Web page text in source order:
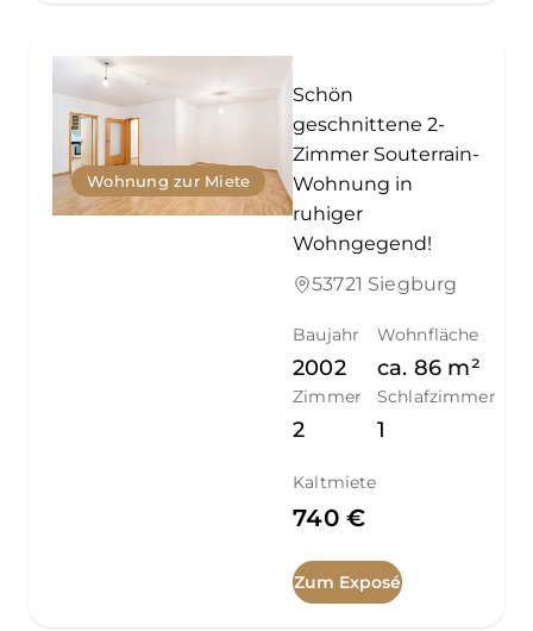
Wohnung zur Miete
Schön
geschnittene 2-
Zimmer Souterrain-
Wohnung in
ruhiger
Wohngegend!
53721 Siegburg
Baujahr
2002
Wohnfläche
ca. 86 m²
Zimmer
2
Schlafzimmer
1
Kaltmiete
740 €
Zum Exposé